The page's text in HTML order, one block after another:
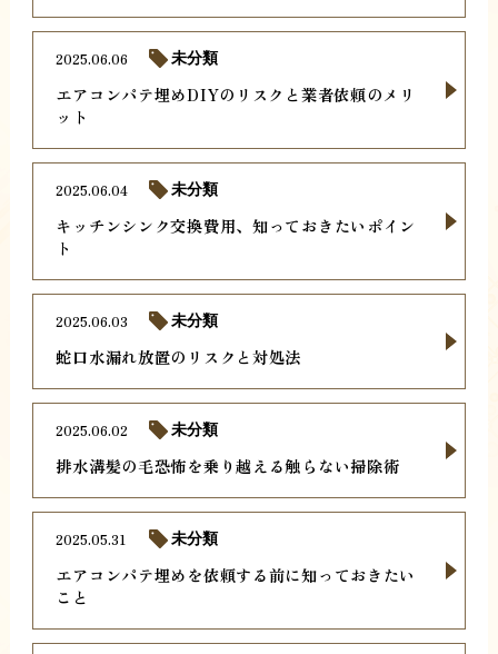
エアコンパテ埋めDIYのリスクと業者依頼のメリ
ット
2025.06.06 未分類
キッチンシンク交換費用、知っておきたいポイン
ト
2025.06.04 未分類
蛇口水漏れ放置のリスクと対処法
2025.06.03 未分類
排水溝髪の毛恐怖を乗り越える触らない掃除術
2025.06.02 未分類
エアコンパテ埋めを依頼する前に知っておきたい
こと
2025.05.31 未分類